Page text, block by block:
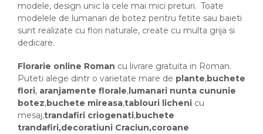
modele, design unic la cele mai mici preturi. Toate
modelele de lumanari de botez pentru fetite sau baieti
sunt realizate cu flori naturale, create cu multa grija si
dedicare.
Florarie online Roman cu livrare gratuita in Roman.
Puteti alege dintr o varietate mare de plante,buchete
flori, aranjamente florale,lumanari nunta cununie
botez,buchete mireasa,tablouri licheni cu
mesaj,trandafiri criogenati,buchete
trandafiri,decoratiuni Craciun,coroane